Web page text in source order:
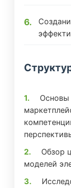
Основы
Обзор
моделей